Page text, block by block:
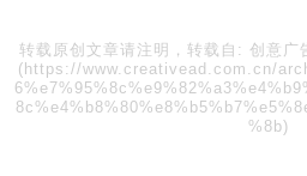
转载原创文章请注明，转载自: 创意广
(https://www.creativead.com.cn/
%8b)